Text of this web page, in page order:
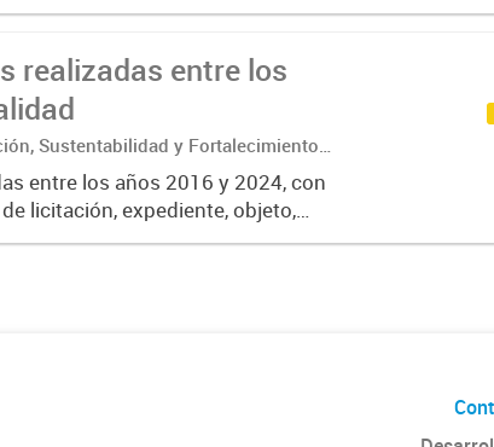
realizadas entre los
Sustentabilidad y Fortalecimiento
entre los años 2016 y 2024, con
licitación, expediente, objeto,